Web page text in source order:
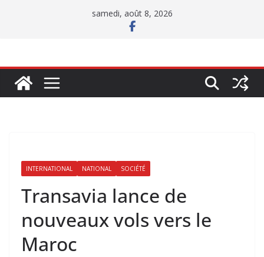
samedi, août 8, 2026
INTERNATIONAL NATIONAL SOCIÉTÉ
Transavia lance de
nouveaux vols vers le
Maroc